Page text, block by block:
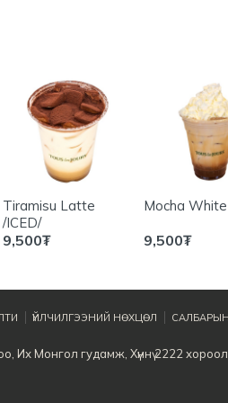
Tiramisu Latte
/ICED/
9,500₮
Mocha
9,500₮
Их Монгол гудамж, Хүннү 2222
ҮЙЛЧИЛГЭЭНИЙ НӨХЦӨЛ